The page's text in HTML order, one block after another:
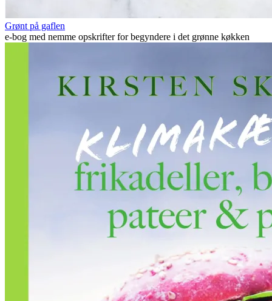
Grønt på gaflen
e-bog med nemme opskrifter for begyndere i det grønne køkken